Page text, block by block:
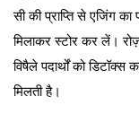
सी की प्राप्ति से एजिंग
मिलाकर स्टोर कर लें।
विषैले पदार्थों को
मिलती है।